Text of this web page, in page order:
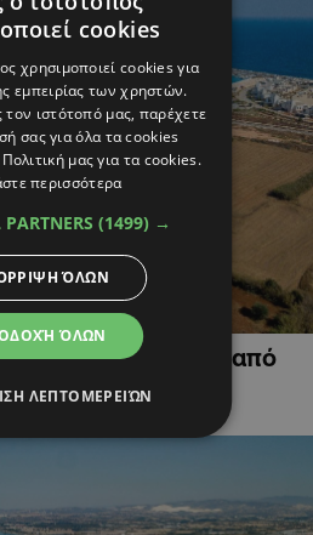
στην Αγία Νάπα, από
cookies
χρησιμοποιεί cookies για
εμπειρίας των χρηστών.
ιστότοπό μας, παρέχετε
σας για όλα τα cookies
μας για τα cookies.
περισσότερα
(1499) →
ΌΛΩΝ
ΌΛΩΝ
ΛΕΠΤΟΜΕΡΕΙΏΝ